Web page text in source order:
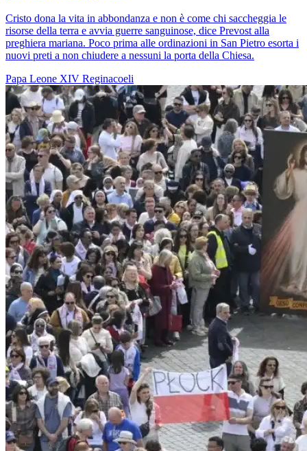
Cristo dona la vita in abbondanza e non è come chi saccheggia le
risorse della terra e avvia guerre sanguinose, dice Prevost alla
preghiera mariana. Poco prima alle ordinazioni in San Pietro esorta i
nuovi preti a non chiudere a nessuni la porta della Chiesa.
Papa Leone XIV Reginacoeli